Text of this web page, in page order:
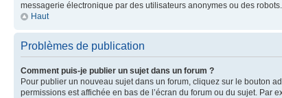
messagerie électronique par des utilisateurs anonymes ou des robots.
Haut
Problèmes de publication
Comment puis-je publier un sujet dans un forum ?
Pour publier un nouveau sujet dans un forum, cliquez sur le bouton
permissions est affichée en bas de l’écran du forum ou du sujet. Par